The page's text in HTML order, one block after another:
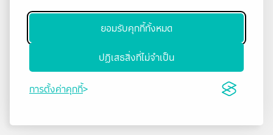
ยอมรับคุกกี้ทั้งหมด
ปฏิเสธสิ่งที่ไม่จำเป็น
การตั้งค่าคุกกี้